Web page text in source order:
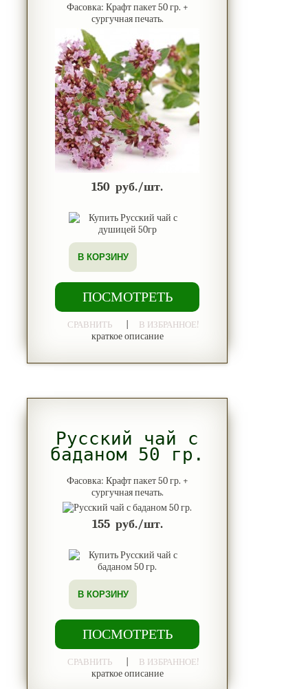
Фасовка: Крафт пакет 50 гр. +
сургучная печать.
150 руб./шт.
В КОРЗИНУ
ПОСМОТРЕТЬ
СРАВНИТЬ В ИЗБРАННОЕ!
краткое описание
Русский чай с
баданом 50 гр.
Фасовка: Крафт пакет 50 гр. +
сургучная печать.
155 руб./шт.
В КОРЗИНУ
ПОСМОТРЕТЬ
СРАВНИТЬ В ИЗБРАННОЕ!
краткое описание